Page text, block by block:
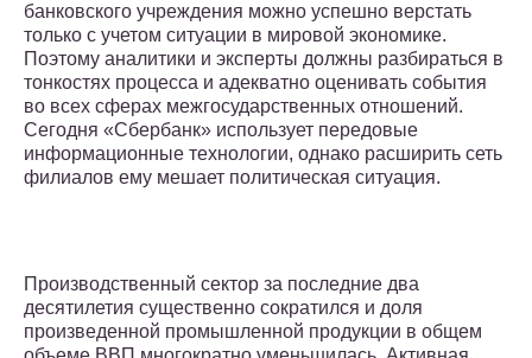
банковского учреждения можно успешно верстать
только с учетом ситуации в мировой экономике.
Поэтому аналитики и эксперты должны разбираться в
тонкостях процесса и адекватно оценивать события
во всех сферах межгосударственных отношений.
Сегодня «Сбербанк» использует передовые
информационные технологии, однако расширить сеть
филиалов ему мешает политическая ситуация.
Производственный сектор за последние два
десятилетия существенно сократился и доля
произведенной промышленной продукции в общем